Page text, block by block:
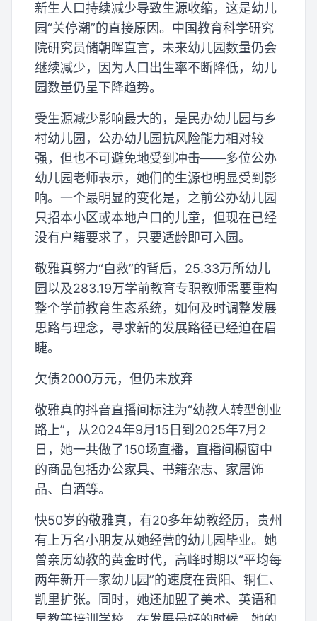
新生人口持续减少导致生源收缩，这是幼儿
园“关停潮”的直接原因。中国教育科学研究
院研究员储朝晖直言，未来幼儿园数量仍会
继续减少，因为人口出生率不断降低，幼儿
园数量仍呈下降趋势。
受生源减少影响最大的，是民办幼儿园与乡
村幼儿园，公办幼儿园抗风险能力相对较
强，但也不可避免地受到冲击——多位公办
幼儿园老师表示，她们的生源也明显受到影
响。一个最明显的变化是，之前公办幼儿园
只招本小区或本地户口的儿童，但现在已经
没有户籍要求了，只要适龄即可入园。
敬雅真努力“自救”的背后，25.33万所幼儿
园以及283.19万学前教育专职教师需要重构
整个学前教育生态系统，如何及时调整发展
思路与理念，寻求新的发展路径已经迫在眉
睫。
欠债2000万元，但仍未放弃
敬雅真的抖音直播间标注为“幼教人转型创业
路上”，从2024年9月15日到2025年7月2
日，她一共做了150场直播，直播间橱窗中
的商品包括办公家具、书籍杂志、家居饰
品、白酒等。
快50岁的敬雅真，有20多年幼教经历，贵州
有上万名小朋友从她经营的幼儿园毕业。她
曾亲历幼教的黄金时代，高峰时期以“平均每
两年新开一家幼儿园”的速度在贵阳、铜仁、
凯里扩张。同时，她还加盟了美术、英语和